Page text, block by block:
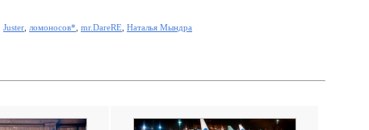
Juster ломоносов* mr.DareRE Наталья Мындра